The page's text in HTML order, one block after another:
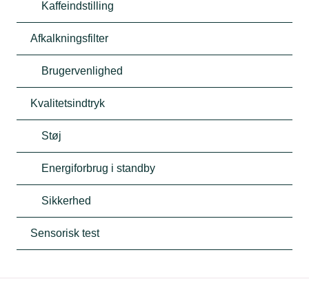
Kaffeindstilling
Afkalkningsfilter
Brugervenlighed
Kvalitetsindtryk
Støj
Energiforbrug i standby
Sikkerhed
Sensorisk test